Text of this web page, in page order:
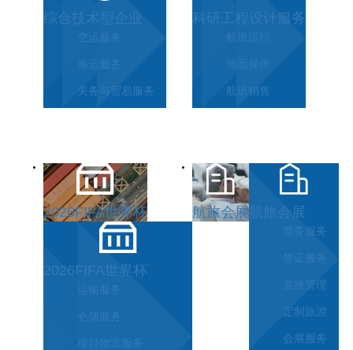
综合技术型企业
空运服务
海运服务
关务与贸易服务
科研工程设计服务
航班运行
地面操作
航班销售
2026FIFA世界杯
2026FIFA世界杯
运输服务
仓储服务
项目物流服务
航旅会展航旅会展
票务服务
签证服务
差旅管理
定制旅游
会展服务